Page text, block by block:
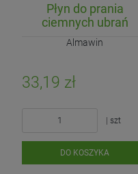
Płyn do prania
ciemnych ubrań
(koncentrat) ECO
750ml (25 prań)
Almawin
33,19 zł
| szt
DO KOSZYKA